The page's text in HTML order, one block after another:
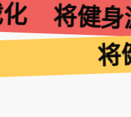
将健
将